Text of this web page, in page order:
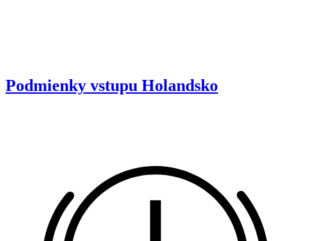
Podmienky vstupu Holandsko